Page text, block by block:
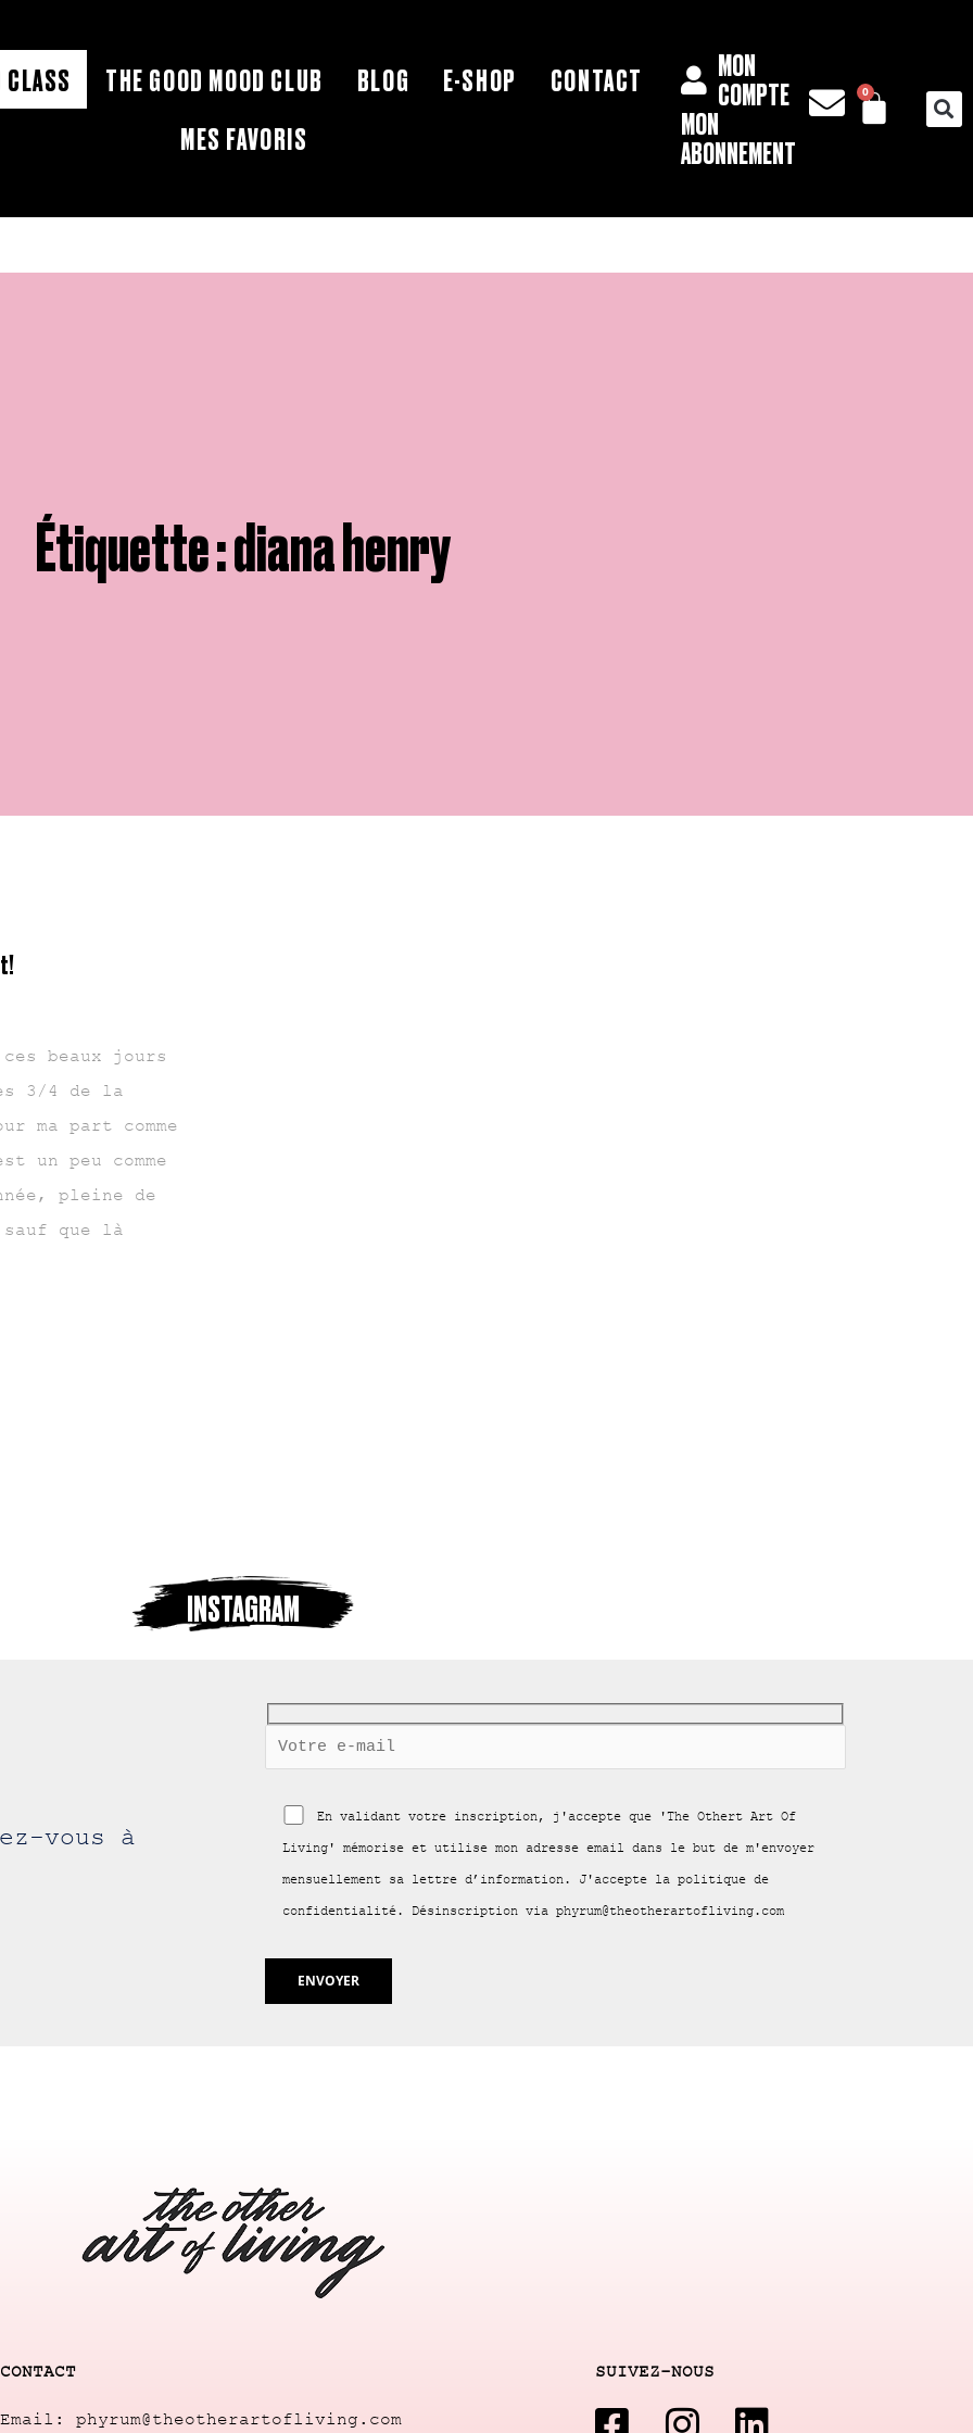
CLASS THE GOOD MOOD CLUB BLOG E-SHOP
CONTACT
MES FAVORIS
MON
COMPTE
MON
ABONNEMENT
0
Étiquette : diana henry
beaux jours
3/4 de la
ma part comme
peu comme
pleine de
que là
INSTAGRAM
vous à
En validant votre inscription, j'accepte que 'The Othert Art Of
Living' mémorise et utilise mon adresse email dans le but de m'envoyer
mensuellement sa lettre d’information. J'accepte la politique de
confidentialité. Désinscription via phyrum@theotherartofliving.com
CONTACT
Email: phyrum@theotherartofliving.com
SUIVEZ-NOUS